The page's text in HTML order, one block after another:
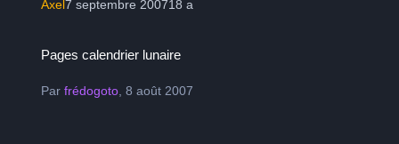
Axel7 septembre 200718 a
Pages calendrier lunaire
Parfrédogoto ,8 août 2007